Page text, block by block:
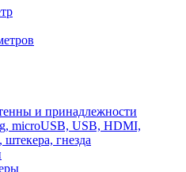
и принадлежности
microUSB, USB, HDMI,
гнезда